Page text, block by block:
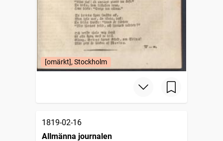
[omärkt], Stockholm
1819-02-16
Allmänna journalen